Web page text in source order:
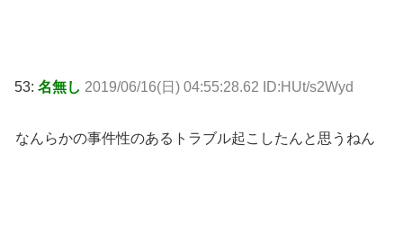
53: 名無し 2019/06/16(日) 04:55:28.62 ID:HUt/s2Wyd
なんらかの事件性のあるトラブル起こしたんと思うねん